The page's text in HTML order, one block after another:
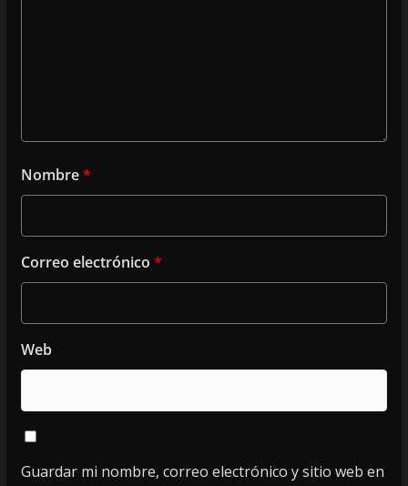
Nombre*
Correo electrónico *
Web
Guardar mi nombre, correo electrónico y sitio web en